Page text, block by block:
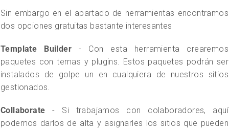
Sin embargo en el apartado de herramientas encontramos
dos opciones gratuitas bastante interesantes
Template Builder- Con esta herramienta crearemos
paquetes con temas y plugins. Estos paquetes podrán ser
instalados de golpe un en cualquiera de nuestros sitios
gestionados.
Collaborate- Si trabajamos con colaboradores, aquí
podemos darlos de alta y asignarles los sitios que pueden